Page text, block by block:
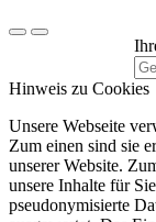
Hinweis zu Cookies
Unsere Webseite
Zum einen sind sie
unserer Website.
unsere Inhalte für
pseudonymisierte